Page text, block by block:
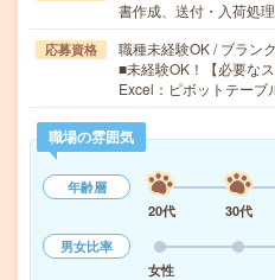
書作成、送付・入荷処
応募資格
職種未経験OK / ブラン
■未経験OK！【必要な
Excel：ピボットテーブ
職場の雰囲気
年齢層
20代
30代
男女比率
女性